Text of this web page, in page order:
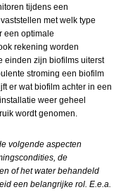
tijdens een
met welk type
een optimale
rekening worden
einden zijn biofilms uiterst
stroming een biofilm
er wat biofilm achter in een
weer geheel
wordt genomen.
volgende aspecten
de
of het water behandeld
een belangrijke rol. E.e.a.